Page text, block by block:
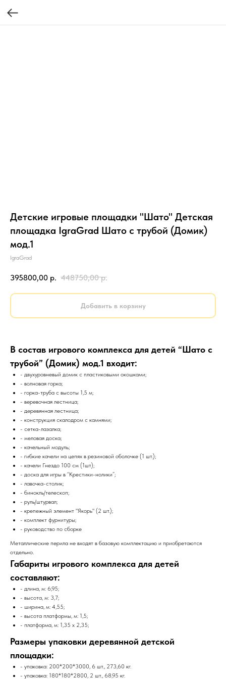
Детские игровые площадки "Шато" Детская
площадка IgraGrad Шато с трубой (Домик)
мод.1
IgraGrad
395800,00 р. 448750,00 р.
Добавить в корзину
В состав игрового комплекса для детей “Шато с
трубой” (Домик) мод.1 входит:
- двухуровневый домик с пластиковыми окошками;
- волновая горка;
- горка-труба с высоты 1,5 м;
- веревочная лестница;
- деревянная лестница;
- конструкция скалодром с камнями;
- сетка-лазалка;
- меловая доска;
- качельный модуль;
- гибкие качели на цепях в резиновой оболочке (1 шт.);
- качели Гнездо 100 см (1шт);
- доска для игры в “Крестики-нолики”;
- лавочка-столик;
- бинокль/телескоп;
- руль/штурвал;
- крепежный элемент "Якорь" (2 шт.);
- комплект фурнитуры;
- руководство по сборке
Металлические перила не входят в базовую комплектацию и приобретаются
отдельно.
Габариты игрового комплекса для детей
составляют:
- длина, м: 6,95;
- высота, м: 3,7;
- ширина, м: 4,55;
- высота платформы, м: 1,5;
- платформа, м: 1,35 х 2,35;
Размеры упаковки деревянной детской
площадки:
- упаковка: 200*200*3000, 6 шт., 273,60 кг.
- упаковка: 180*180*2800, 2 шт., 68,95 кг.